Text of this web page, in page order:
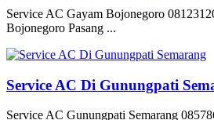
Service AC Gayam Bojonegoro
Bojonegoro Pasang ...
Service AC Di Gunungpati
Service AC Gunungpati Semarang